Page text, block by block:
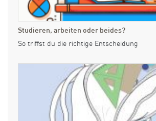
Studieren, arbeiten oder beides?
So triffst du die richtige Entscheidung